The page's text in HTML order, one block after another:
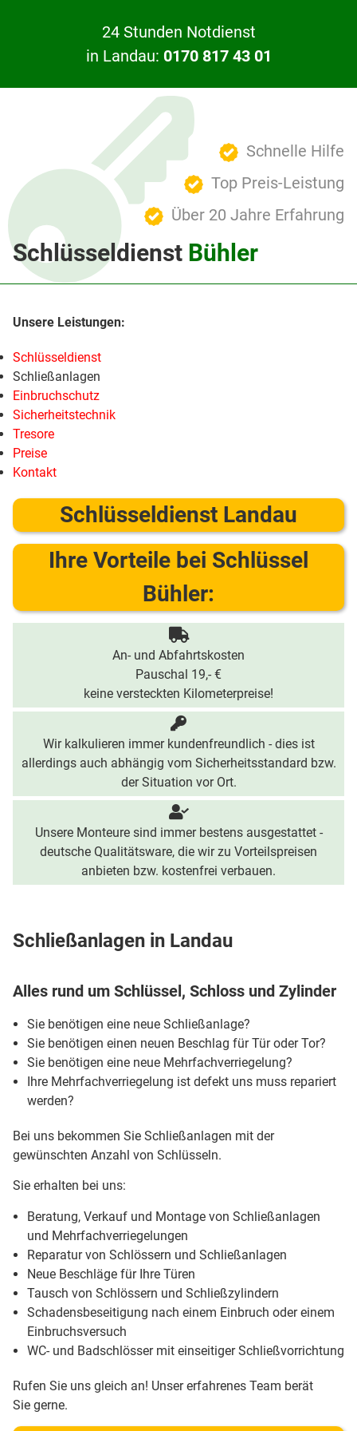
24 Stunden Notdienst
in Landau: 0170 817 43 01
Schnelle Hilfe
Top Preis-Leistung
Über 20 Jahre Erfahrung
Schlüsseldienst Bühler
Schlüsseldienst
Schließanlagen
Einbruchschutz
Sicherheitstechnik
Tresore
Preise
Kontakt
Schlüsseldienst Landau
Ihre Vorteile bei Schlüssel
Bühler:
An- und Abfahrtskosten
Pauschal 19,- €
keine versteckten Kilometerpreise!
Wir kalkulieren immer kundenfreundlich - dies ist
allerdings auch abhängig vom Sicherheitsstandard bzw.
der Situation vor Ort.
Unsere Monteure sind immer bestens ausgestattet -
deutsche Qualitätsware, die wir zu Vorteilspreisen
anbieten bzw. kostenfrei verbauen.
Schließanlagen in Landau
Alles rund um Schlüssel, Schloss und Zylinder
Sie benötigen eine neue Schließanlage?
Sie benötigen einen neuen Beschlag für Tür oder Tor?
Sie benötigen eine neue Mehrfachverriegelung?
Ihre Mehrfachverriegelung ist defekt uns muss repariert
werden?
Bei uns bekommen Sie Schließanlagen mit der
gewünschten Anzahl von Schlüsseln.
Sie erhalten bei uns:
Beratung, Verkauf und Montage von Schließanlagen
und Mehrfachverriegelungen
Reparatur von Schlössern und Schließanlagen
Neue Beschläge für Ihre Türen
Tausch von Schlössern und Schließzylindern
Schadensbeseitigung nach einem Einbruch oder einem
Einbruchsversuch
WC- und Badschlösser mit einseitiger Schließvorrichtung
Rufen Sie uns gleich an! Unser erfahrenes Team berät
Sie gerne.